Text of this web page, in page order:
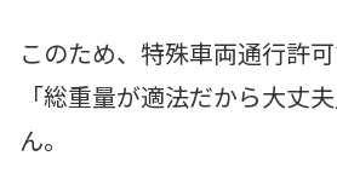
このため、特殊車両通行許
「総重量が適法だから大丈
ん。